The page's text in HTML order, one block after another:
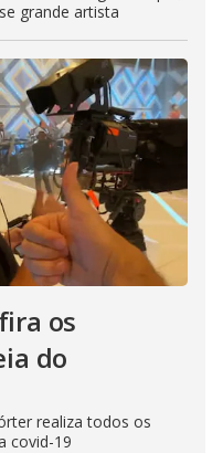
grande artista
os
do
realiza todos os
covid-19